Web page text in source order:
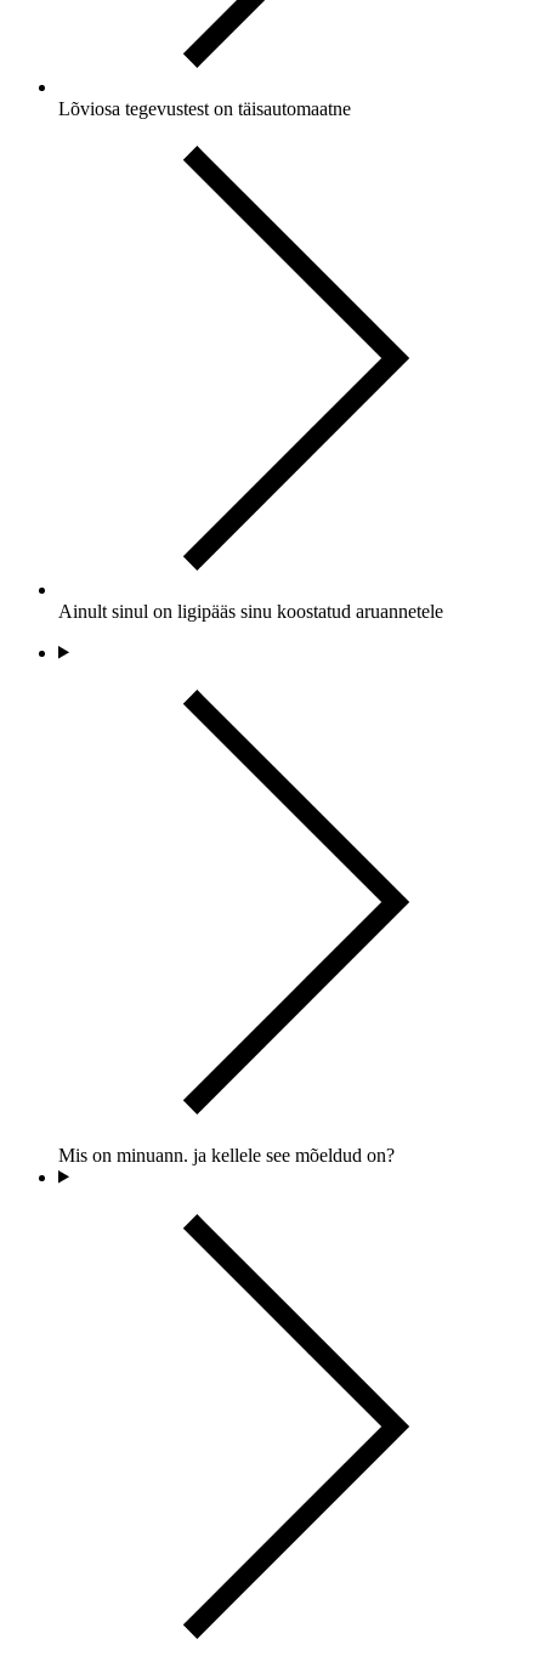
Lõviosa tegevustest on täisautomaatne
Ainult sinul on ligipääs sinu koostatud aruannetele
Mis on minuann. ja kellele see mõeldud on?